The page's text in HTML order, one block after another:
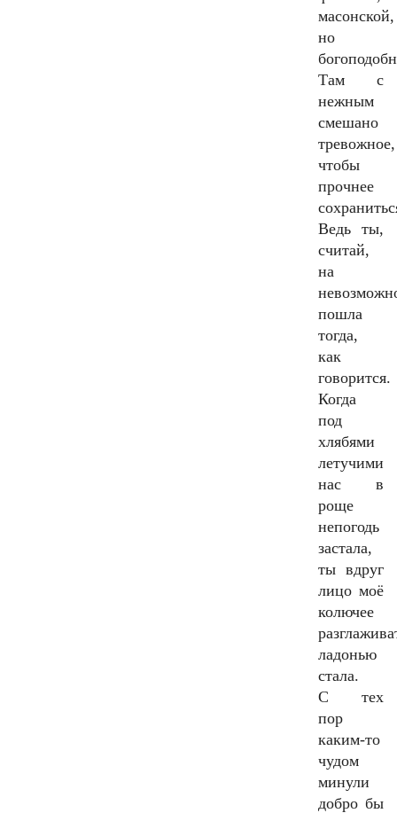
масонской,
но
Там с
нежным
смешано
тревожное,
чтобы
прочнее
Ведь ты,
считай,
на
пошла
тогда,
как
говорится.
Когда
под
хлябями
летучими
нас в
роще
непогодь
застала,
ты вдруг
лицо моё
колючее
ладонью
стала.
С тех
пор
каким-то
чудом
минули
добро бы